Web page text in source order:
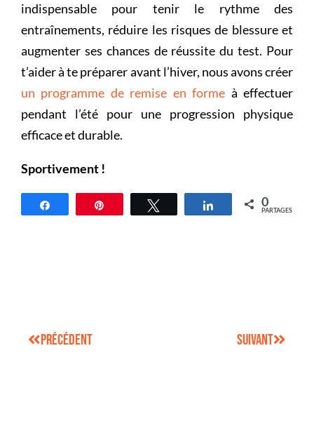
indispensable pour tenir le rythme des
entraînements, réduire les risques de blessure et
augmenter ses chances de réussite du test. Pour
t’aider à te préparer avant l’hiver, nous avons créer
un programme de remise en forme à effectuer
pendant l’été pour une progression physique
efficace et durable.
Sportivement !
Partagez Tweetez Partagez 0
PARTAGES
Précédent Suivant